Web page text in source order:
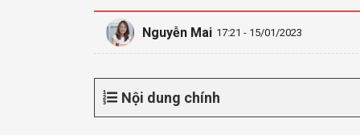
Nguyễn Mai 17:21 - 15/01/2023
Nội dung chính